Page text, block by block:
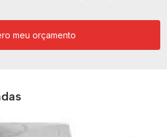
meu orçamento